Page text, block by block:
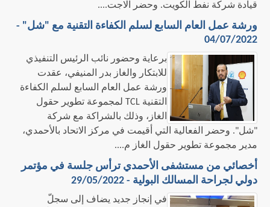
قيادة شركة نفط الكويت. وحضر الاجت....
ورشة عمل العام السابع لسلم الكفاءة التقنية مع "شل" -
04/07/2022
برعاية وحضور نائب الرئيس التنفيذي
للابتكار والغاز بدر المنيفي، عقدت
ورشة عمل العام السابع لسلم الكفاءة
التقنية TCL لمجموعة تطوير حقول
الغاز، وذلك بالشراكة مع شركة
"شل". وحضر الفعالية التي أقيمت في مركز الاتحاد بالأحمدي،
مدير مجموعة تطوير حقول الغاز م....
أخصائي من مستشفى الأحمدي ترأس جلسة في مؤتمر
دولي لجراحة المسالك البولية - 29/05/2022
في إنجاز جديد يضاف إلى سجلّ